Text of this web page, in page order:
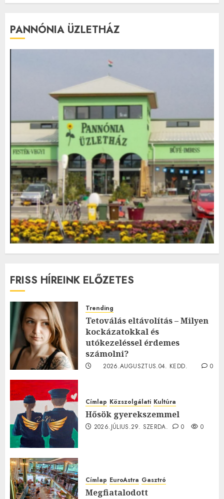
PANNÓNIA ÜZLETHÁZ
FRISS HÍREINK ELŐZETES
Trending
Tetoválás eltávolítás – Milyen
kockázatokkal és
utókezeléssel érdemes
számolni?
2026.AUGUSZTUS.04. KEDD.
0
Címlap Közszolgálati Kultúra
Hősök gyerekszemmel
2026.JÚLIUS.29. SZERDA. 0 0
Címlap EuroAstra Gasztró
Megfiatalodott